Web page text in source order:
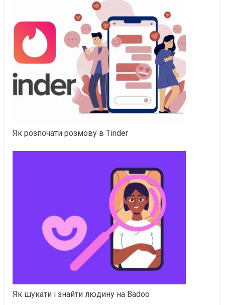
Як розпочати розмову в Tinder
Як шукати і знайти людину на Badoo